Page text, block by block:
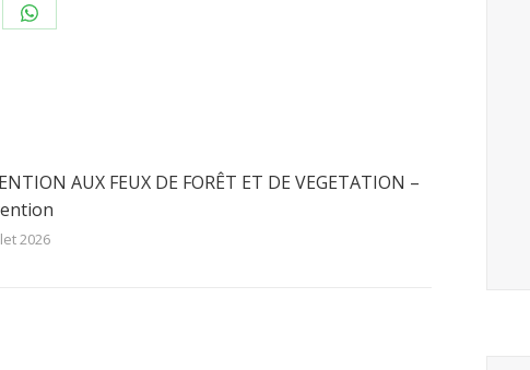
Partager
AUX FEUX DE FORÊT ET DE VEGETATION –
2026